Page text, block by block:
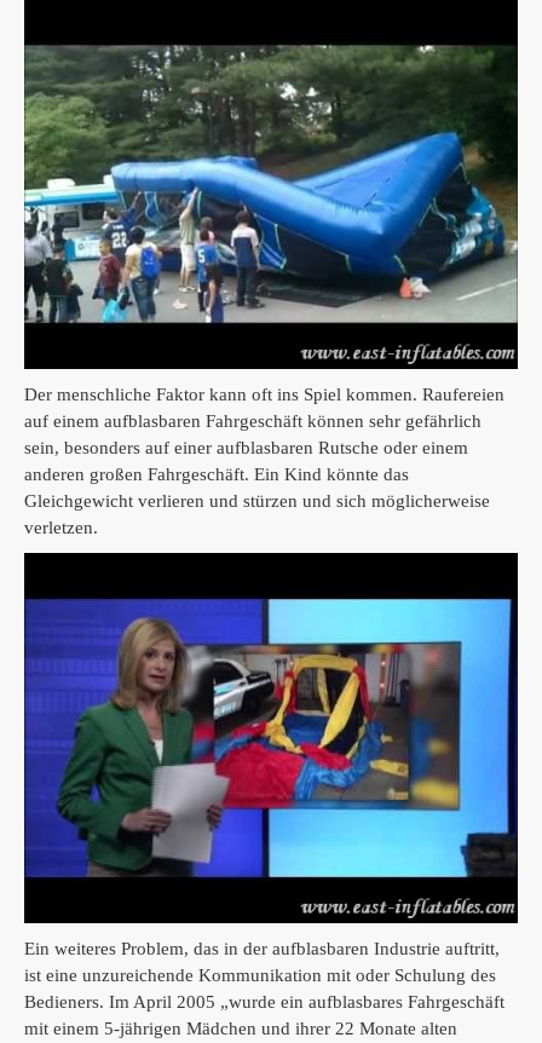
Der menschliche Faktor kann oft ins Spiel kommen. Raufereien
auf einem aufblasbaren Fahrgeschäft können sehr gefährlich
sein, besonders auf einer aufblasbaren Rutsche oder einem
anderen großen Fahrgeschäft. Ein Kind könnte das
Gleichgewicht verlieren und stürzen und sich möglicherweise
verletzen.
Ein weiteres Problem, das in der aufblasbaren Industrie auftritt,
ist eine unzureichende Kommunikation mit oder Schulung des
Bedieners. Im April 2005 „wurde ein aufblasbares Fahrgeschäft
mit einem 5-jährigen Mädchen und ihrer 22 Monate alten